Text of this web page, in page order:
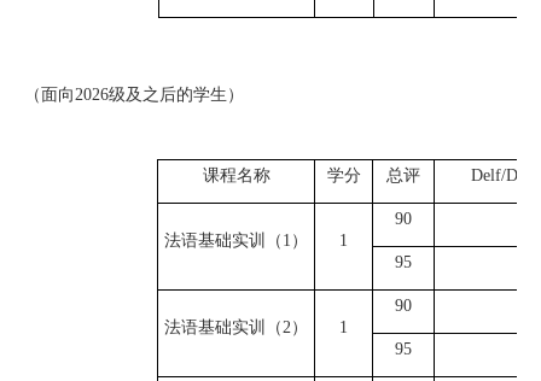
（面向 2026级及之后的学生）
课程名称 学分 总评 Delf/
法语基础实训（ 1） 1
90
95
法语基础实训（ 2 ） 1
90
95